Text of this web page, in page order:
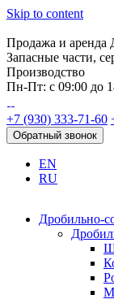
Skip to content
Продажа и
Запасные части,
Производство
Пн-Пт: с 09:00 до
+7 (930) 333-71-60
Обратный звонок
EN
RU
Дробильно-